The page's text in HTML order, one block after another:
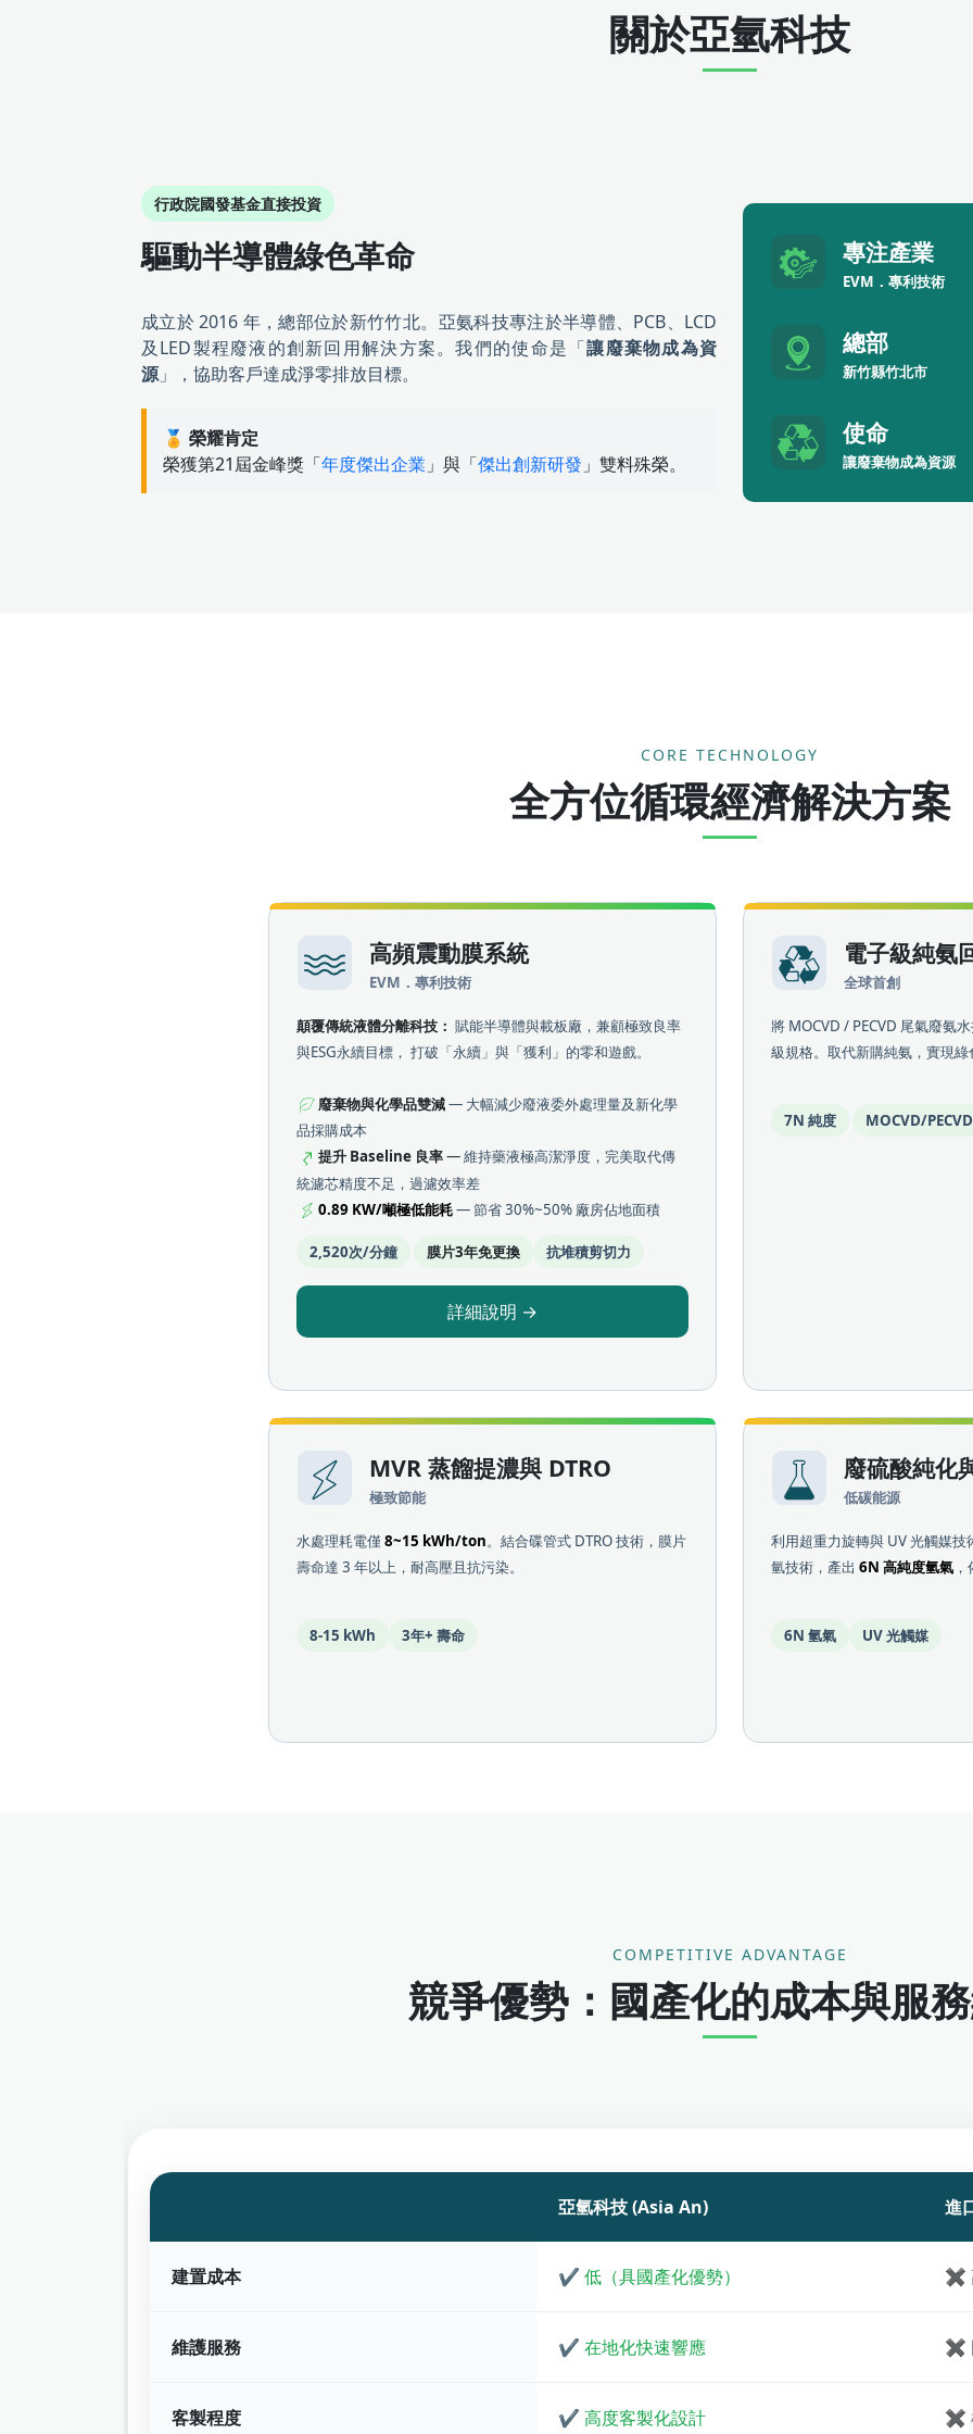
關於亞氫科技
行政院國發基金直接投資
驅動半導體綠色革命
成立於 2016 年，總部位於新竹竹北。亞氨科技專注於半導體、PCB、LCD
及LED製程廢液的創新回用解決方案。我們的使命是「讓廢棄物成為資
源」，協助客戶達成淨零排放目標。
🏅 榮耀肯定
榮獲第21屆金峰獎「年度傑出企業 」與「傑出創新研發 」雙料殊榮。
專注產業
EVM．專利技術
總部
新竹縣竹北市
使命
讓廢棄物成為資源
CORE TECHNOLOGY
全方位循環經濟解決方案
高頻震動膜系統
EVM．專利技術
顛覆傳統液體分離科技： 賦能半導體與載板廠，兼顧極致良率
與ESG永續目標， 打破「永續」與「獲利」的零和遊戲。
廢棄物與化學品雙減— 大幅減少廢液委外處理量及新化學
品採購成本
提升 Baseline 良率—維持藥液極高潔淨度，完美取代傳
統濾芯精度不足，過濾效率差
0.89 KW/噸極低能耗— 節省 30%~50% 廠房佔地面積
2,520次/分鐘 膜片3年免更換 抗堆積剪切力
詳細說明 →
電子級純氨
全球首創
將 MOCVD / PECVD 尾氣廢氨
級規格。取代新購純氨，實現綠
7N 純度 MOCVD/PECVD
MVR 蒸餾提濃與 DTRO
極致節能
水處理耗電僅 8~15 kWh/ton。結合碟管式 DTRO 技術，膜片
壽命達 3 年以上，耐高壓且抗污染。
8-15 kWh 3年+ 壽命
廢硫酸純化
低碳能源
利用超重力旋轉與 UV 光觸媒
氫技術，產出6N 高純度氫氣
6N 氫氣 UV 光觸媒
COMPETITIVE ADVANTAGE
競爭優勢：國產化的成本與服
亞氫科技 (Asia An) 進
建置成本 ✔ 低（具國產化優勢） ✖
維護服務 ✔ 在地化快速響應 ✖
客製程度 ✔ 高度客製化設計 ✖